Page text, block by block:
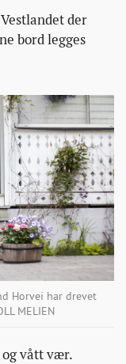
der
bord legges
Horvei har drevet
MELIEN
vått vær.